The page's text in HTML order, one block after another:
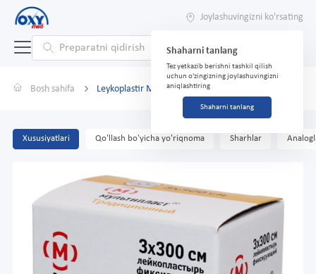
Joylashuvingizni ko'rsating
Shaharni tanlang
Tez yetkazib berishni tashkil qilish
uchun o'zingizning joylashuvingizni
aniqlashtiring
Shaharni tanlang
Bosh sahifa Leykoplastir Multiplast 3sm*300sm
Xususiyatlari Qo'llash bo'yicha yo'riqnoma Sharhlar